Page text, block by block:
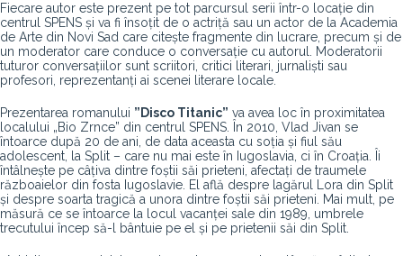
Fiecare autor este prezent pe tot parcursul serii într-o locație din
centrul SPENS și va fi însoțit de o actriță sau un actor de la Academia
de Arte din Novi Sad care citește fragmente din lucrare, precum și de
un moderator care conduce o conversație cu autorul. Moderatorii
tuturor conversațiilor sunt scriitori, critici literari, jurnaliști sau
profesori, reprezentanți ai scenei literare locale.
Prezentarea romanului ”Disco Titanic” va avea loc în proximitatea
localului „Bio Zrnce” din centrul SPENS. În 2010, Vlad Jivan se
întoarce după 20 de ani, de data aceasta cu soția și fiul său
adolescent, la Split – care nu mai este în Iugoslavia, ci în Croația. Îi
întâlnește pe câțiva dintre foștii săi prieteni, afectați de traumele
războaielor din fosta Iugoslavie. El află despre lagărul Lora din Split
și despre soarta tragică a unora dintre foștii săi prieteni. Mai mult, pe
măsură ce se întoarce la locul vacanței sale din 1989, umbrele
trecutului încep să-l bântuie pe el și pe prietenii săi din Split.